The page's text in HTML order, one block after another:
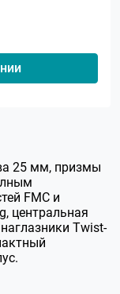
25 мм, призмы
FMC и
центральная
Twist-